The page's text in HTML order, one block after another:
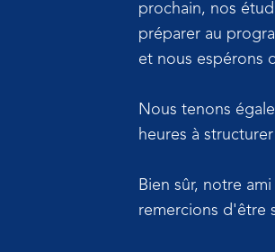
prochain, nos
préparer au
et nous espérons
Nous tenons
heures à
Bien sûr, notre
remercions d'être